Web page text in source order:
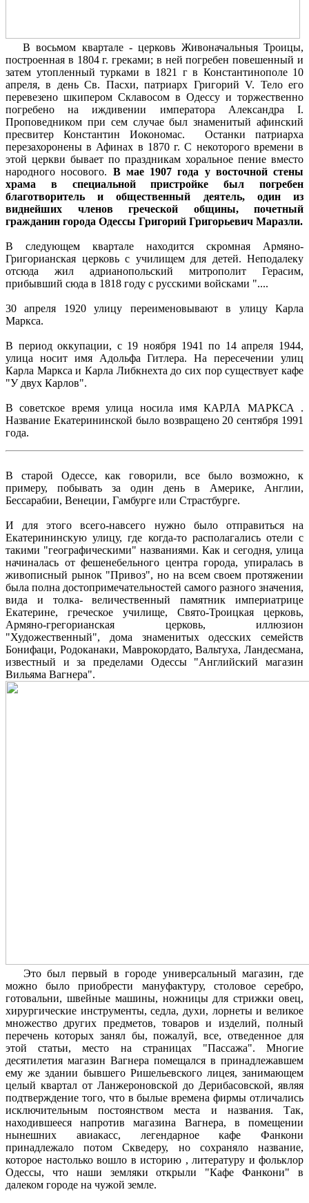
В восьмом квартале - церковь Живоначальныя Троицы,
построенная в 1804 г. греками; в ней погребен повешенный и
затем утопленный турками в 1821 г в Константинополе 10
апреля, в день Св. Пасхи, патриарх Григорий V. Тело его
перевезено шкипером Склавосом в Одессу и торжественно
погребено на иждивении императора Александра I.
Проповедником при сем случае был знаменитый афинский
пресвитер Константин Иокономас. Останки патриарха
перезахоронены в Афинах в 1870 г. С некоторого времени в
этой церкви бывает по праздникам хоральное пение вместо
народного носового. В мае 1907 года у восточной стены
храма в специальной пристройке был погребен
благотворитель и общественный деятель, один из
виднейших членов греческой общины, почетный
гражданин города Одессы Григорий Григорьевич Маразли.
В следующем квартале находится скромная Армяно-
Григорианская церковь с училищем для детей. Неподалеку
отсюда жил адрианопольский митрополит Герасим,
прибывший сюда в 1818 году с русскими войсками "....
30 апреля 1920 улицу переименовывают в улицу Карла
Маркса.
В период оккупации, с 19 ноября 1941 по 14 апреля 1944,
улица носит имя Адольфа Гитлера. На пересечении улиц
Карла Маркса и Карла Либкнехта до сих пор существует кафе
"У двух Карлов".
В советское время улица носила имя КАРЛА МАРКСА .
Название Екатерининской было возвращено 20 сентября 1991
года.
В старой Одессе, как говорили, все было возможно, к
примеру, побывать за один день в Америке, Англии,
Бессарабии, Венеции, Гамбурге или Страстбурге.
И для этого всего-навсего нужно было отправиться на
Екатерининскую улицу, где когда-то располагались отели с
такими "географическими" названиями. Как и сегодня, улица
начиналась от фешенебельного центра города, упиралась в
живописный рынок "Привоз", но на всем своем протяжении
была полна достопримечательностей самого разного значения,
вида и толка- величественный памятник империатрице
Екатерине, греческое училище, Свято-Троицкая церковь,
Армяно-грегорианская церковь, иллюзион
"Художественный", дома знаменитых одесских семейств
Бонифаци, Родоканаки, Маврокордато, Вальтуха, Ландесмана,
известный и за пределами Одессы "Английский магазин
Вильяма Вагнера".
Это был первый в городе универсальный магазин, где
можно было приобрести мануфактуру, столовое серебро,
готовальни, швейные машины, ножницы для стрижки овец,
хирургические инструменты, седла, духи, лорнеты и великое
множество других предметов, товаров и изделий, полный
перечень которых занял бы, пожалуй, все, отведенное для
этой статьи, место на страницах "Пассажа". Многие
десятилетия магазин Вагнера помещался в принадлежавшем
ему же здании бывшего Ришельевского лицея, занимающем
целый квартал от Ланжероновской до Дерибасовской, являя
подтверждение того, что в былые времена фирмы отличались
исключительным постоянством места и названия. Так,
находившееся напротив магазина Вагнера, в помещении
нынешних авиакасс, легендарное кафе Фанкони
принадлежало потом Скведеру, но сохраняло название,
которое настолько вошло в историю , литературу и фольклор
Одессы, что наши земляки открыли "Кафе Фанкони" в
далеком городе на чужой земле.